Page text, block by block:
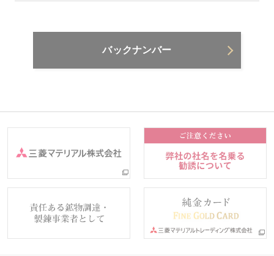
バックナンバー